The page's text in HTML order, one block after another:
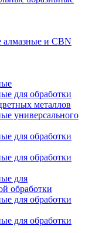
и CBN
для обработки
металлов
универсального
для обработки
для обработки
для
обработки
для обработки
для обработки